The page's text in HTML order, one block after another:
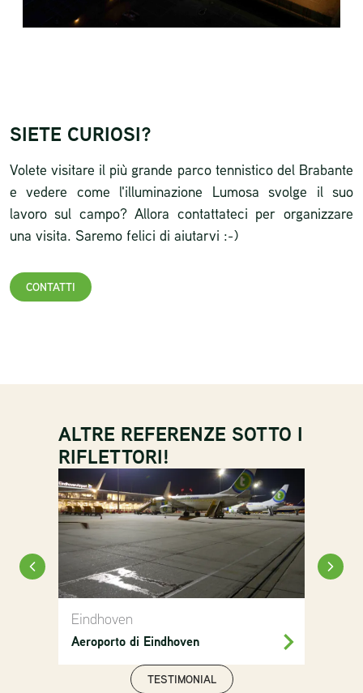
SIETE CURIOSI?
Volete visitare il più grande parco tennistico del Brabante
e vedere come l'illuminazione Lumosa svolge il suo
lavoro sul campo? Allora contattateci per organizzare
una visita. Saremo felici di aiutarvi :-)
CONTATTI
ALTRE REFERENZE SOTTO I
RIFLETTORI!
Eindhoven
Aeroporto di Eindhoven
TESTIMONIAL